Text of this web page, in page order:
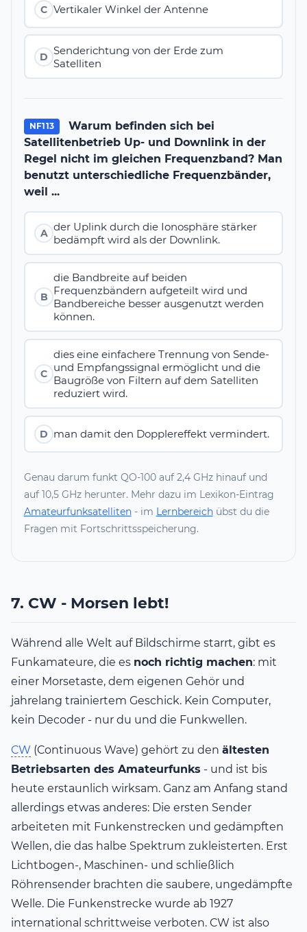
C Vertikaler Winkel der Antenne
D Senderichtung von der Erde zum
Satelliten
NF113
Warum befinden sich bei
Satellitenbetrieb Up- und Downlink in der
Regel nicht im gleichen Frequenzband? Man
benutzt unterschiedliche Frequenzbänder,
weil ...
A der Uplink durch die Ionosphäre stärker
bedämpft wird als der Downlink.
B
die Bandbreite auf beiden
Frequenzbändern aufgeteilt wird und
Bandbereiche besser ausgenutzt werden
können.
C
dies eine einfachere Trennung von Sende-
und Empfangssignal ermöglicht und die
Baugröße von Filtern auf dem Satelliten
reduziert wird.
D man damit den Dopplereffekt vermindert.
Genau darum funkt QO-100 auf 2,4 GHz hinauf und
auf 10,5 GHz herunter. Mehr dazu im Lexikon-Eintrag
Amateurfunksatelliten- im Lernbereichübst du die
Fragen mit Fortschrittsspeicherung.
7. CW - Morsen lebt!
Während alle Welt auf Bildschirme starrt, gibt es
Funkamateure, die es noch richtig machen: mit
einer Morsetaste, dem eigenen Gehör und
jahrelang trainiertem Geschick. Kein Computer,
kein Decoder - nur du und die Funkwellen.
CW (Continuous Wave) gehört zu den ältesten
Betriebsarten des Amateurfunks - und ist bis
heute erstaunlich wirksam. Ganz am Anfang stand
allerdings etwas anderes: Die ersten Sender
arbeiteten mit Funkenstrecken und gedämpften
Wellen, die das halbe Spektrum zukleisterten. Erst
Lichtbogen-, Maschinen- und schließlich
Röhrensender brachten die saubere, ungedämpfte
Welle. Die Funkenstrecke wurde ab 1927
international schrittweise verboten. CW ist also